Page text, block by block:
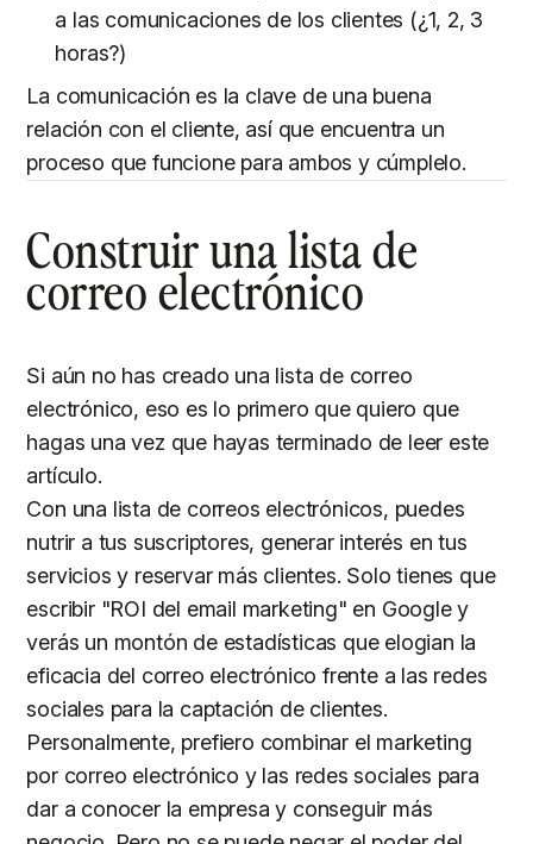
a las comunicaciones de los clientes (¿1, 2, 3
horas?)
La comunicación es la clave de una buena
relación con el cliente, así que encuentra un
proceso que funcione para ambos y cúmplelo.
Construir una lista de
correo electrónico
Si aún no has creado una lista de correo
electrónico, eso es lo primero que quiero que
hagas una vez que hayas terminado de leer este
artículo.
Con una lista de correos electrónicos, puedes
nutrir a tus suscriptores, generar interés en tus
servicios y reservar más clientes. Solo tienes que
escribir "ROI del email marketing" en Google y
verás un montón de estadísticas que elogian la
eficacia del correo electrónico frente a las redes
sociales para la captación de clientes.
Personalmente, prefiero combinar el marketing
por correo electrónico y las redes sociales para
dar a conocer la empresa y conseguir más